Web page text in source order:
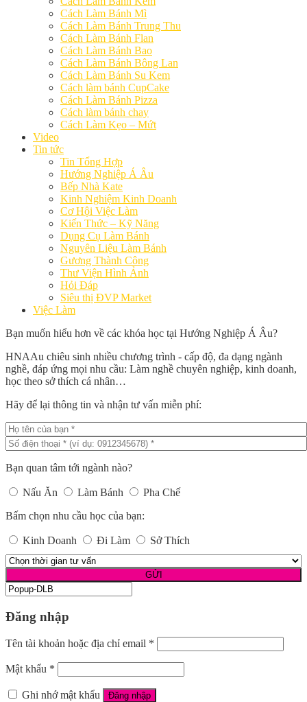
Cách Làm Bánh Mì
Cách Làm Bánh Trung Thu
Cách Làm Bánh Flan
Cách Làm Bánh Bao
Cách Làm Bánh Bông Lan
Cách Làm Bánh Su Kem
Cách làm bánh CupCake
Cách Làm Bánh Pizza
Cách làm bánh chay
Cách Làm Kẹo – Mứt
Video
Tin tức
Tin Tổng Hợp
Hướng Nghiệp Á Âu
Bếp Nhà Kate
Kinh Nghiệm Kinh Doanh
Cơ Hội Việc Làm
Kiến Thức – Kỹ Năng
Dụng Cụ Làm Bánh
Nguyên Liệu Làm Bánh
Gương Thành Công
Thư Viện Hình Ảnh
Hỏi Đáp
Siêu thị ĐVP Market
Việc Làm
Bạn muốn hiểu hơn về các khóa học tại Hướng Nghiệp Á Âu?
HNAAu chiêu sinh nhiều chương trình - cấp độ, đa dạng ngành
nghề, đáp ứng mọi nhu cầu: Làm nghề chuyên nghiệp, kinh doanh,
học theo sở thích cá nhân…
Hãy để lại thông tin và nhận tư vấn miễn phí:
Bạn quan tâm tới ngành nào?
Nấu Ăn Làm Bánh
Pha Chế
Bấm chọn nhu cầu học của bạn:
Kinh Doanh Đi Làm Sở Thích
Đăng nhập
Tên tài khoản hoặc địa chỉ email *
Mật khẩu *
Ghi nhớ mật khẩu Đăng nhập